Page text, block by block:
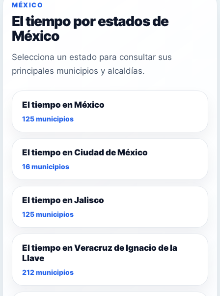
MÉXICO
El tiempo por estados de
México
Selecciona un estado para consultar sus
principales municipios y alcaldías.
El tiempo en México
125 municipios
El tiempo en Ciudad de México
16 municipios
El tiempo en Jalisco
125 municipios
El tiempo en Veracruz de Ignacio de la
Llave
212 municipios